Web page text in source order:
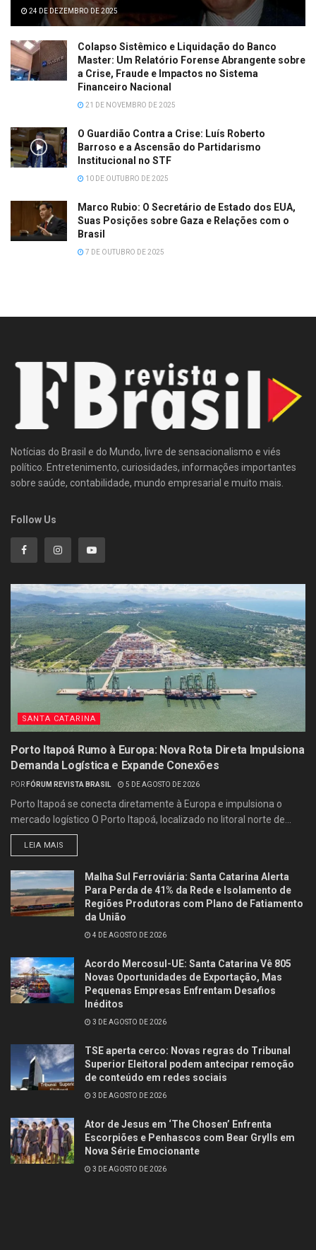
24 DE DEZEMBRO DE 2025
Colapso Sistêmico e Liquidação do Banco
Master: Um Relatório Forense Abrangente sobre
a Crise, Fraude e Impactos no Sistema
Financeiro Nacional
21 DE NOVEMBRO DE 2025
O Guardião Contra a Crise: Luís Roberto
Barroso e a Ascensão do Partidarismo
Institucional no STF
10 DE OUTUBRO DE 2025
Marco Rubio: O Secretário de Estado dos EUA,
Suas Posições sobre Gaza e Relações com o
Brasil
7 DE OUTUBRO DE 2025
Notícias do Brasil e do Mundo, livre de sensacionalismo e viés
político. Entretenimento, curiosidades, informações importantes
sobre saúde, contabilidade, mundo empresarial e muito mais.
Follow Us
SANTA CATARINA
Porto Itapoá Rumo à Europa: Nova Rota Direta Impulsiona
Demanda Logística e Expande Conexões
POR FÓRUM REVISTA BRASIL 5 DE AGOSTO DE 2026
Porto Itapoá se conecta diretamente à Europa e impulsiona o
mercado logístico O Porto Itapoá, localizado no litoral norte de...
LEIA MAIS
Malha Sul Ferroviária: Santa Catarina Alerta
Para Perda de 41% da Rede e Isolamento de
Regiões Produtoras com Plano de Fatiamento
da União
4 DE AGOSTO DE 2026
Acordo Mercosul-UE: Santa Catarina Vê 805
Novas Oportunidades de Exportação, Mas
Pequenas Empresas Enfrentam Desafios
Inéditos
3 DE AGOSTO DE 2026
TSE aperta cerco: Novas regras do Tribunal
Superior Eleitoral podem antecipar remoção
de conteúdo em redes sociais
3 DE AGOSTO DE 2026
Ator de Jesus em ‘The Chosen’ Enfrenta
Escorpiões e Penhascos com Bear Grylls em
Nova Série Emocionante
3 DE AGOSTO DE 2026